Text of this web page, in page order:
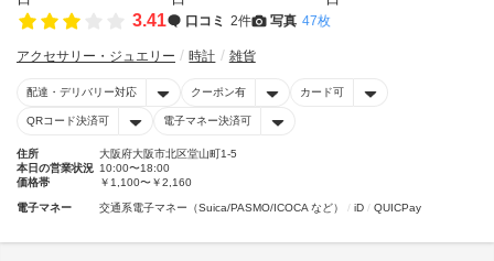
3.41 口コミ 2件 写真 47枚
アクセサリー・ジュエリー 時計 雑貨
配達・デリバリー対応 クーポン有 カード可
QRコード決済可 電子マネー決済可
住所
大阪府大阪市北区堂山町1-5
本日の営業状況 10:00〜18:00
価格帯
￥1,100〜￥2,160
電子マネー 交通系電子マネー（Suica/PASMO/ICOCA など） iD QUICPay